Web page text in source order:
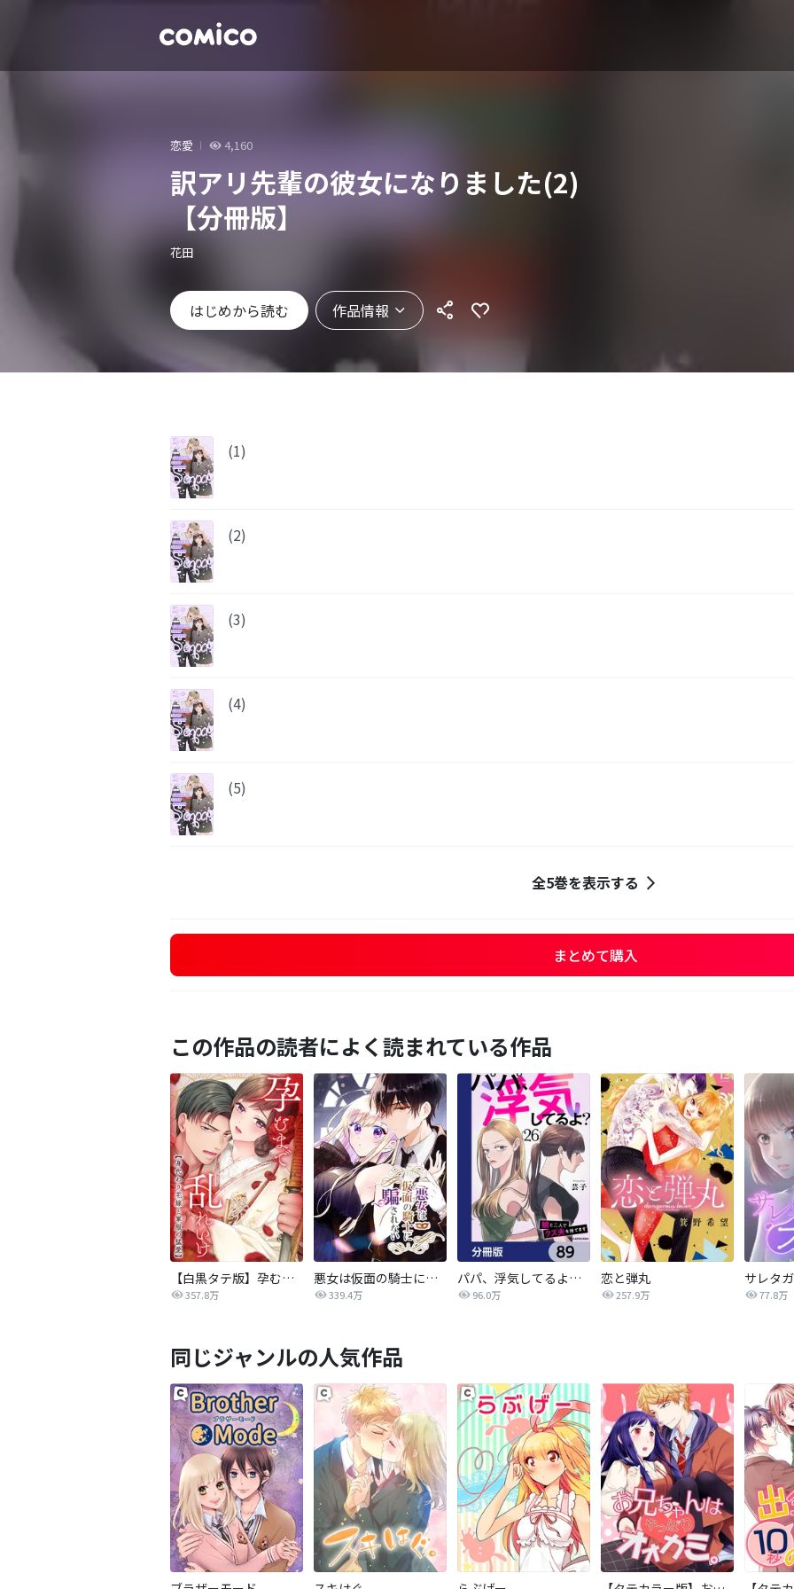
恋愛 4,160
訳アリ先輩の彼女になりました(2)
【分冊版】
花田
はじめから読む 作品情報
(1)
(2)
(3)
(4)
(5)
全5巻を表示する
まとめて購入
この作品の読者によく読まれている作品
【白黒タテ版】孕むまで乱れいけ～身代わり花嫁と軍服の猛愛
357.8万
悪女は仮面の騎士に騙されない
339.4万
パパ、浮気してるよ？娘と二人でクズ夫を捨てます【分冊版】
96.0万
恋と弾丸
257.9万 77.8万
同じジャンルの人気作品